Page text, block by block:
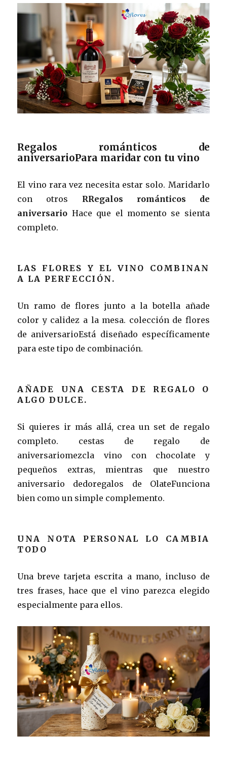
Regalos románticos de
aniversarioPara maridar con tu vino
El vino rara vez necesita estar solo. Maridarlo
con otros RRegalos románticos de
aniversario Hace que el momento se sienta
completo.
LAS FLORES Y EL VINO COMBINAN
A LA PERFECCIÓN.
Un ramo de flores junto a la botella añade
color y calidez a la mesa. colección de flores
de aniversarioEstá diseñado específicamente
para este tipo de combinación.
AÑADE UNA CESTA DE REGALO O
ALGO DULCE.
Si quieres ir más allá, crea un set de regalo
completo. cestas de regalo de
aniversariomezcla vino con chocolate y
pequeños extras, mientras que nuestro
aniversario dedoregalos de OlateFunciona
bien como un simple complemento.
UNA NOTA PERSONAL LO CAMBIA
TODO
Una breve tarjeta escrita a mano, incluso de
tres frases, hace que el vino parezca elegido
especialmente para ellos.